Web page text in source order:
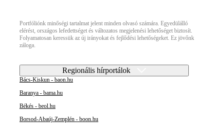
Portfóliónk minőségi tartalmat jelent minden olvasó számára. Egyedülálló
elérést, országos lefedettséget és változatos megjelenési lehetőséget biztosít.
Folyamatosan keressük az új irányokat és fejlődési lehetőségeket. Ez jövőnk
záloga.
Regionális hírportálok
Bács-Kiskun - baon.hu
Baranya - bama.hu
Békés - beol.hu
Borsod-Abaúj-Zemplén - boon.hu